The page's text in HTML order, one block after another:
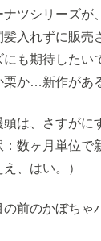
ツシリーズが
入れずに販売
にも期待したい
栗か…新作があ
は、さすがに
：数ヶ月単位で
、はい。）
の前のかぼちゃ